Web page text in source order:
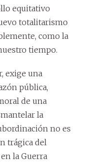
equitativo
totalitarismo
como la
tiempo.
exige una
pública,
de una
la
no es
trágica del
la Guerra